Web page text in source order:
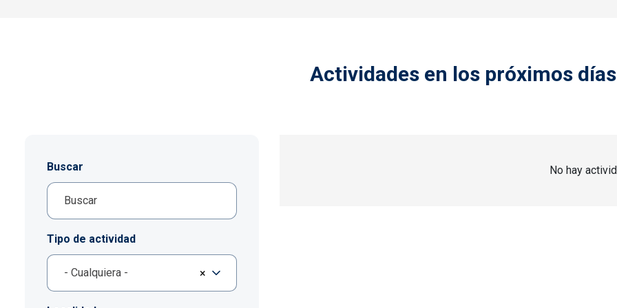
Actividades en los próximos días
Buscar
Tipo de actividad
×
- Cualquiera -
No hay